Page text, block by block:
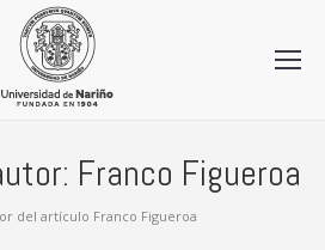
Franco Figueroa
del artículo Franco Figueroa